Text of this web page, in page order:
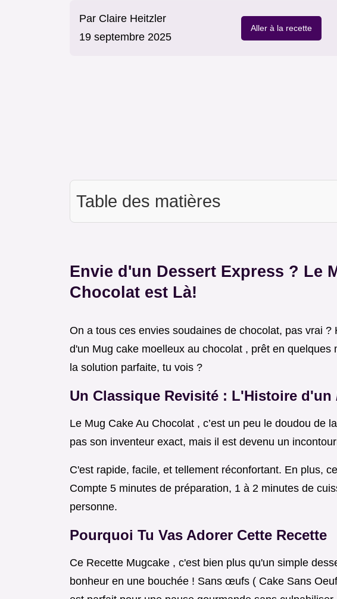
Par Claire Heitzler
19 septembre 2025
Aller à la recette
Table des matières
Envie d'un Dessert Express ? Le
Chocolat est Là!
On a tous ces envies soudaines de chocolat, pas vrai
d'un Mug cake moelleux au chocolat , prêt en
la solution parfaite, tu vois ?
Un Classique Revisité : L'Histoire d'un
Le Mug Cake Au Chocolat , c’est un peu le doudou de
pas son inventeur exact, mais il est devenu un
C'est rapide, facile, et tellement réconfortant. En plus,
Compte 5 minutes de préparation, 1 à 2 minutes de
personne.
Pourquoi Tu Vas Adorer Cette Recette
Ce Recette Mugcake , c'est bien plus qu'un simple
bonheur en une bouchée ! Sans œufs ( Cake Sans